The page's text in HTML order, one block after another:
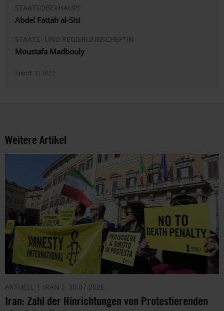
STAATSOBERHAUPT
Abdel Fattah al-Sisi
STAATS- UND REGIERUNGSCHEF*IN
Moustafa Madbouly
Stand: 1|2022
Weitere Artikel
AKTUELL IRAN 30.07.2026
Iran: Zahl der Hinrichtungen von Protestierenden